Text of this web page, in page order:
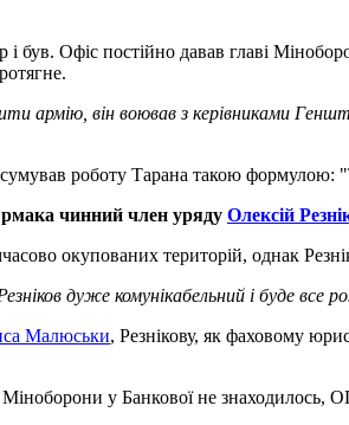
був. Офіс постійно давав главі
він воював з керівниками
роботу Тарана такою формулою:
чинний член уряду Олексій
окупованих територій, однак
дуже комунікабельний і буде все
Малюськи, Резнікову, як фаховому
у Банкової не